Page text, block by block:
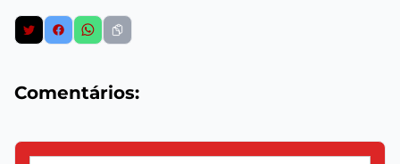
Comentários: